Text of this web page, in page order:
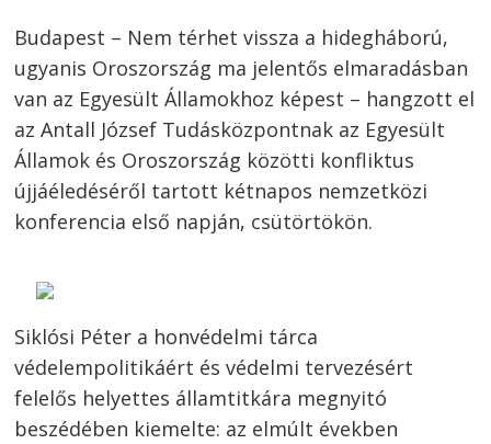
Budapest – Nem térhet vissza a hidegháború,
ugyanis Oroszország ma jelentős elmaradásban
van az Egyesült Államokhoz képest – hangzott el
az Antall József Tudásközpontnak az Egyesült
Államok és Oroszország közötti konfliktus
újjáéledéséről tartott kétnapos nemzetközi
konferencia első napján, csütörtökön.
Siklósi Péter a honvédelmi tárca
védelempolitikáért és védelmi tervezésért
felelős helyettes államtitkára megnyitó
beszédében kiemelte: az elmúlt években